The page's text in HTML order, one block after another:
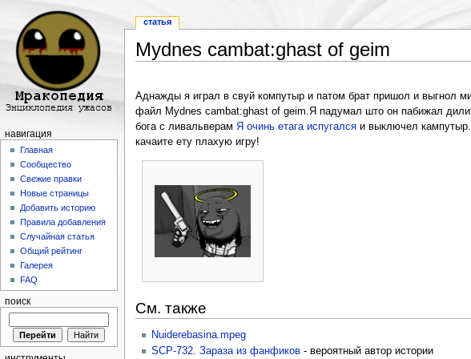
Mydnes cambat:ghast of geim
Аднажды я играл в свуй компутыр и патом брат пришол и выгнол
файл Mydnes cambat:ghast of geim.Я падумал што он пабижал
бога с ливальверам Я очинь етага испугалсяи выключел
качаите ету плахую игру!
См. также
Nuiderebasina.mpeg
SCP-732. Зараза из фанфиков- вероятный автор истории
статья
навигация
Главная
Сообщество
Свежие правки
Новые страницы
Добавить историю
Правила добавления
Случайная статья
Общий рейтинг
Галерея
FAQ
поиск